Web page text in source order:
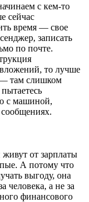
с кем-то
сейчас
время — свое
записать
по почте.
то лучше
— там слишком
с машиной,
сообщениях.
от зарплаты
А потому что
выгоду, она
человека, а не за
финансового